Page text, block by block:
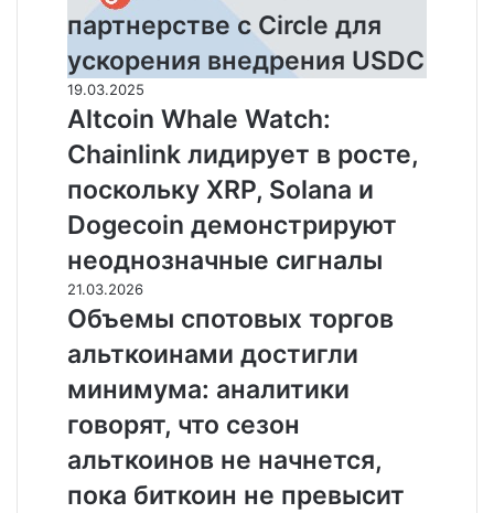
партнерстве
с
Circle
для
ускорения
внедрения
USDC
партнерстве с Circle для
ускорения внедрения USDC
Altcoin
Whale
Watch:
Chainlink
лидирует
в
росте,
XRP,
Solana
и
демонстрируют
неоднозначные
19.03.2025
Altcoin Whale Watch:
Chainlink лидирует в росте,
поскольку XRP, Solana и
Dogecoin демонстрируют
неоднозначные сигналы
Объемы
спотовых
торгов
альткоинами
достигли
минимума:
аналитики
что
сезон
21.03.2026
Объемы спотовых торгов
альткоинами достигли
минимума: аналитики
говорят, что сезон
альткоинов не начнется,
пока биткоин не превысит